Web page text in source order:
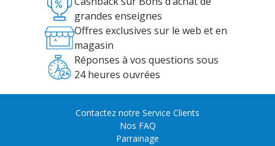
grandes enseignes
Offres exclusives sur le web et en
magasin
Réponses à vos questions sous
24 heures ouvrées
Contactez notre Service Clients
Nos FAQ
Parrainage